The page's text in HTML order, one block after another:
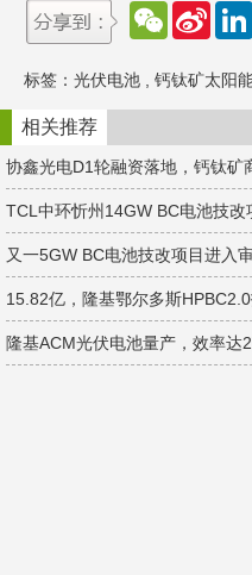
W
e
a
t
S
a
W
e
b
o
标签： 光伏电池 钙钛矿太阳
相关推荐
协鑫光电D1轮融资落地，钙钛矿
TCL中环忻州14GW BC电池技改
又一5GW BC电池技改项目进入
15.82亿，隆基鄂尔多斯
隆基ACM光伏电池量产，效率达